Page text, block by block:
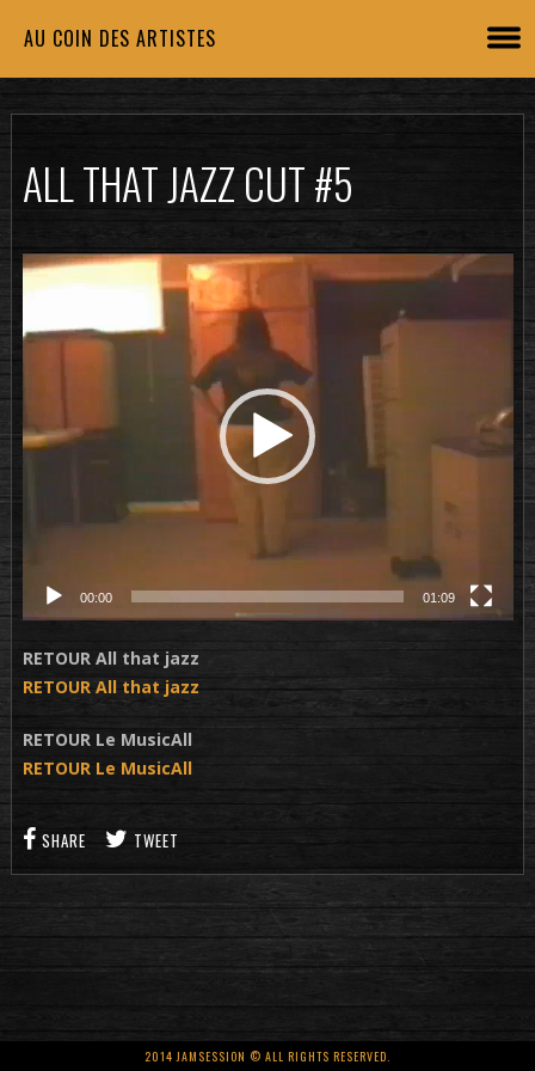
AU COIN DES ARTISTES
ALL THAT JAZZ CUT #5
Lecteur
vidéo
00:00 01:09
RETOUR All that jazz
RETOUR All that jazz
RETOUR Le MusicAll
RETOUR Le MusicAll
SHARE TWEET
2014 JAMSESSION © ALL RIGHTS RESERVED.